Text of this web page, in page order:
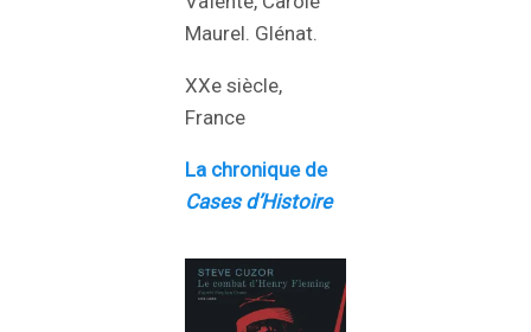
Maurel. Glénat.
XXe siècle,
France
La chronique de
Cases d’Histoire